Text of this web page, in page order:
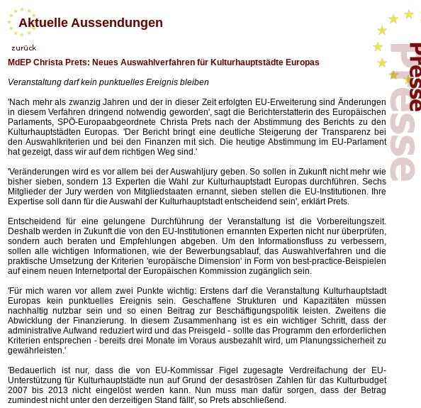
Aktuelle Aussendungen
MdEP Christa Prets: Neues Auswahlverfahren für Kulturhauptstädte Europas
Veranstaltung darf kein punktuelles Ereignis bleiben
'Nach mehr als zwanzig Jahren und der in dieser Zeit erfolgten EU-Erweiterung sind Änderungen
in diesem Verfahren dringend notwendig geworden', sagt die Berichterstatterin des Europäischen
Parlaments, SPÖ-Europaabgeordnete Christa Prets nach der Abstimmung des Berichts zu den
Kulturhauptstädten Europas. 'Der Bericht bringt eine deutliche Steigerung der Transparenz bei
den Auswahlkriterien und bei den Finanzen mit sich. Die heutige Abstimmung im EU-Parlament
hat gezeigt, dass wir auf dem richtigen Weg sind.'
'Veränderungen wird es vor allem bei der Auswahljury geben. So sollen in Zukunft nicht mehr wie
bisher sieben, sondern 13 Experten die Wahl zur Kulturhauptstadt Europas durchführen. Sechs
Mitglieder der Jury werden von Mitgliedstaaten ernannt, sieben stellen die EU-Institutionen. Ihre
Expertise soll dann für die Auswahl der Kulturhauptstadt entscheidend sein', erklärt Prets.
Entscheidend für eine gelungene Durchführung der Veranstaltung ist die Vorbereitungszeit.
Deshalb werden in Zukunft die von den EU-Institutionen ernannten Experten nicht nur überprüfen,
sondern auch beraten und Empfehlungen abgeben. Um den Informationsfluss zu verbessern,
sollen alle wichtigen Informationen, wie der Bewerbungsablauf, das Auswahlverfahren und die
praktische Umsetzung der Kriterien 'europäische Dimension' in Form von best-practice-Beispielen
auf einem neuen Internetportal der Europäischen Kommission zugänglich sein.
'Für mich waren vor allem zwei Punkte wichtig: Erstens darf die Veranstaltung Kulturhauptstadt
Europas kein punktuelles Ereignis sein. Geschaffene Strukturen und Kapazitäten müssen
nachhaltig nutzbar sein und so einen Beitrag zur Beschäftigungspolitik leisten. Zweitens die
Abwicklung der Finanzierung. In diesem Zusammenhang ist es ein wichtiger Schritt, dass der
administrative Aufwand reduziert wird und das Preisgeld - sollte das Programm den erforderlichen
Kriterien entsprechen - bereits drei Monate im Voraus ausbezahlt wird, um Planungssicherheit zu
gewährleisten.'
'Bedauerlich ist nur, dass die von EU-Kommissar Figel zugesagte Verdreifachung der EU-
Unterstützung für Kulturhauptstädte nun auf Grund der desaströsen Zahlen für das Kulturbudget
2007 bis 2013 nicht eingelöst werden kann. Nun muss man dafür sorgen, dass der Betrag
zumindest nicht unter den derzeitigen Stand fällt', so Prets abschließend.